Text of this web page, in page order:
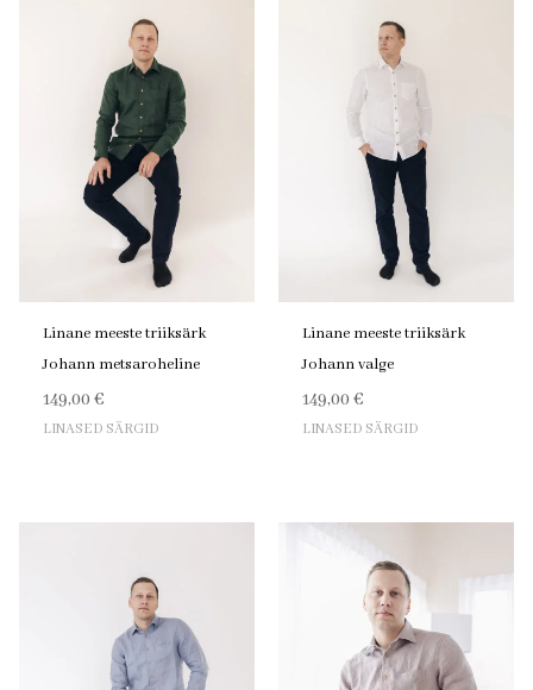
Linane meeste triiksärk
Johann metsaroheline
149,00€
LINASED SÄRGID
Linane meeste triiksärk
Johann valge
149,00€
LINASED SÄRGID